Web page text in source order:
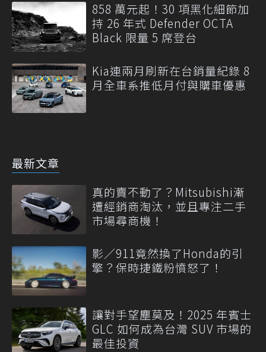
858 萬元起！30 項黑化細節加
持 26 年式 Defender OCTA
Black 限量 5 席登台
Kia連兩月刷新在台銷量紀錄 8
月全車系推低月付與購車優惠
最新文章
真的賣不動了？Mitsubishi漸
遭經銷商淘汰，並且專注二手
市場尋商機！
影／911竟然換了Honda的引
擎？保時捷鐵粉憤怒了！
讓對手望塵莫及！2025 年賓士
GLC 如何成為台灣 SUV 市場的
最佳投資